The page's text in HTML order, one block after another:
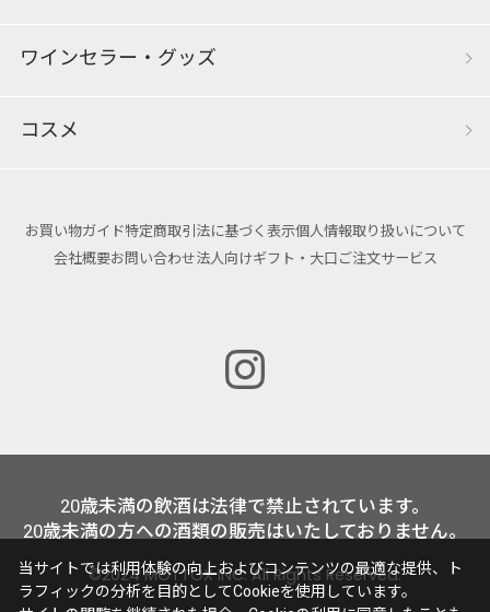
ワインセラー・グッズ
コスメ
お買い物ガイド特定商取引法に基づく表示個人情報取り扱いについて
会社概要お問い合わせ法人向けギフト・大口ご注文サービス
20歳未満の飲酒は法律で禁止されています。
20歳未満の方への酒類の販売はいたしておりません。
©2024 MOTTOX INC. All Rights Reserved.
当サイトでは利用体験の向上およびコンテンツの最適な提供、ト
ラフィックの分析を目的としてCookieを使用しています。